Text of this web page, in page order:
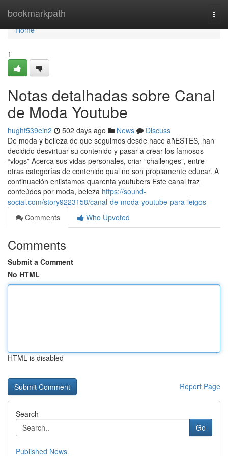
bookmarkpath
Home
Home
1
Notas detalhadas sobre Canal
de Moda Youtube
hughf539ein2 502 days ago News
Discuss
De moda y belleza de que seguimos desde hace añESTES, han
decidido desvirtuar su contenido y pasar a crear los famosos
“vlogs” Acerca sus vidas personales, criar “challenges”, entre
otras categorías de contenido qual no son propiamente educar. A
continuación enlistamos quarenta youtubers Este canal traz
conteúdos por moda, beleza https://sound-
social.com/story9223158/canal-de-moda-youtube-para-leigos
Comments
Who Upvoted
Comments
Submit a Comment
No HTML
HTML is disabled
Report Page
Search
Go
Published News